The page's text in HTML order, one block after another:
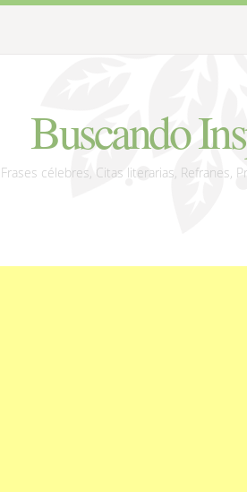
Buscando
Frases célebres, Citas literarias, Refranes,